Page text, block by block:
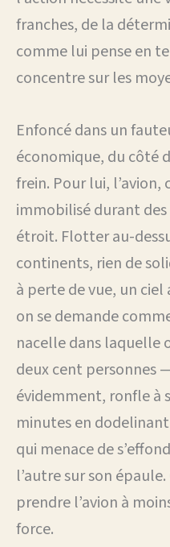
franches, de la
comme lui pense en
concentre sur les
Enfoncé dans un
économique, du côté
frein. Pour lui, l’avion,
immobilisé durant
étroit. Flotter au-
continents, rien de
à perte de vue, un
on se demande
nacelle dans laquelle
deux cent personnes
évidemment, ronfle à
minutes en dodelinant
qui menace de
l’autre sur son
prendre l’avion à
force.